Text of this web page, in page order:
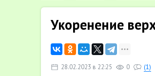
Укоренение
28.02.2023 в 22:25 0 (1)